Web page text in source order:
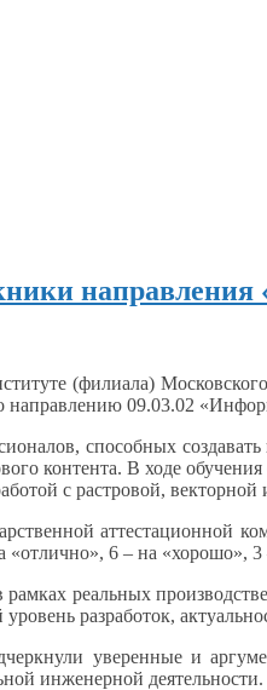
(филиала)
направлению 09.03.02
способных создавать
контента. В ходе
с растровой, векторной
аттестационной
«отлично», 6 – на «хорошо», 3
рамках реальных
разработок,
уверенные и
инженерной деятельности.